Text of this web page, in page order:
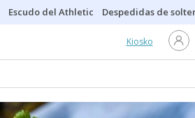
Escudo del Athletic Despedidas de
Kiosko